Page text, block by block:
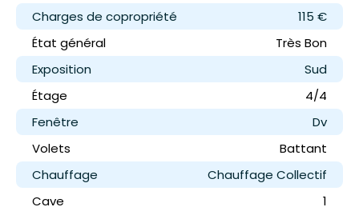
Charges de copropriété
115 €
État général
Très Bon
Exposition
Sud
Étage
4/4
Fenêtre
Dv
Volets
Battant
Chauffage
Chauffage Collectif
Cave
1